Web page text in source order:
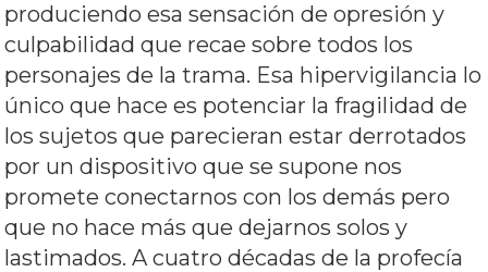
produciendo esa sensación de opresión y
culpabilidad que recae sobre todos los
personajes de la trama. Esa hipervigilancia lo
único que hace es potenciar la fragilidad de
los sujetos que parecieran estar derrotados
por un dispositivo que se supone nos
promete conectarnos con los demás pero
que no hace más que dejarnos solos y
lastimados. A cuatro décadas de la profecía